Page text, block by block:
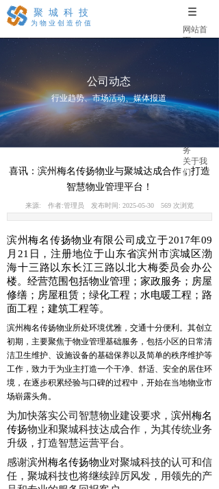
网站首
页
公司动
物业课
堂
客户案
例
务
关于我
们
聚城科技
为物业创造价值
公司动态
行业趋势、市场活动、媒体报道
喜讯：滨州梅名传扬物业与聚城达成合作，打造
智慧物业管理平台！
来源: 作者:管理员 发布时间: 2025-05-30 569 次浏览
滨州梅名传扬物业有限公司成立于2017年09
月21日，注册地位于山东省滨州市滨城区渤
海十三路以东长江三路以北大梅委员会办公
楼。经营范围包括物业管理；家政服务；房屋
修缮；房屋租赁；绿化工程；水电暖工程；路
面工程；建筑工程等。
滨州梅名传扬物业所处环境优雅，交通十分便利。其创立
初期，主要聚焦于物业管理基础服务，包括小区的日常清
洁卫生维护、设施设备的基础保养以及简单的秩序维护等
工作，致力于为业主打造一个干净、舒适、安全的居住环
境，在逐步积累经验与口碑的过程中，开始在当地物业市
场崭露头角。
为加快落实公司智慧物业建设要求， 滨州梅名
传扬物业和聚城科技达成合作，为其传统业务
升级，打造智慧运营平台。
感谢滨州梅名传扬物业对聚城科技的认可和信
任，聚城科技也将继续踔厉风发，用领先的产